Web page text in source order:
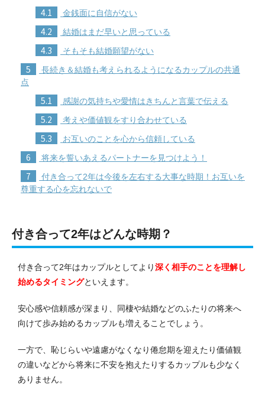
4.1 金銭面に自信がない
4.2 結婚はまだ早いと思っている
4.3 そもそも結婚願望がない
5
長続き＆結婚も考えられるようになるカップルの共通
点
5.1 感謝の気持ちや愛情はきちんと言葉で伝える
5.2 考えや価値観をすり合わせている
5.3 お互いのことを心から信頼している
6 将来を誓いあえるパートナーを見つけよう！
7
付き合って2年は今後を左右する大事な時期！お互いを
尊重する心を忘れないで
付き合って2年はどんな時期？
付き合って2年はカップルとしてより深く相手のことを理解し
始めるタイミングといえます。
安心感や信頼感が深まり、同棲や結婚などのふたりの将来へ
向けて歩み始めるカップルも増えることでしょう。
一方で、恥じらいや遠慮がなくなり倦怠期を迎えたり価値観
の違いなどから将来に不安を抱えたりするカップルも少なく
ありません。